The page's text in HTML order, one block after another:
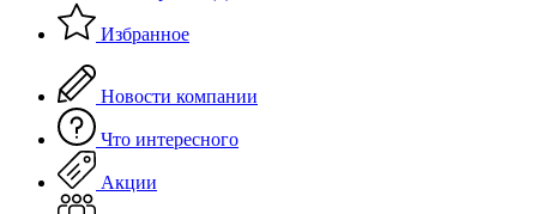
Избранное
Новости компании
Что интересного
Акции